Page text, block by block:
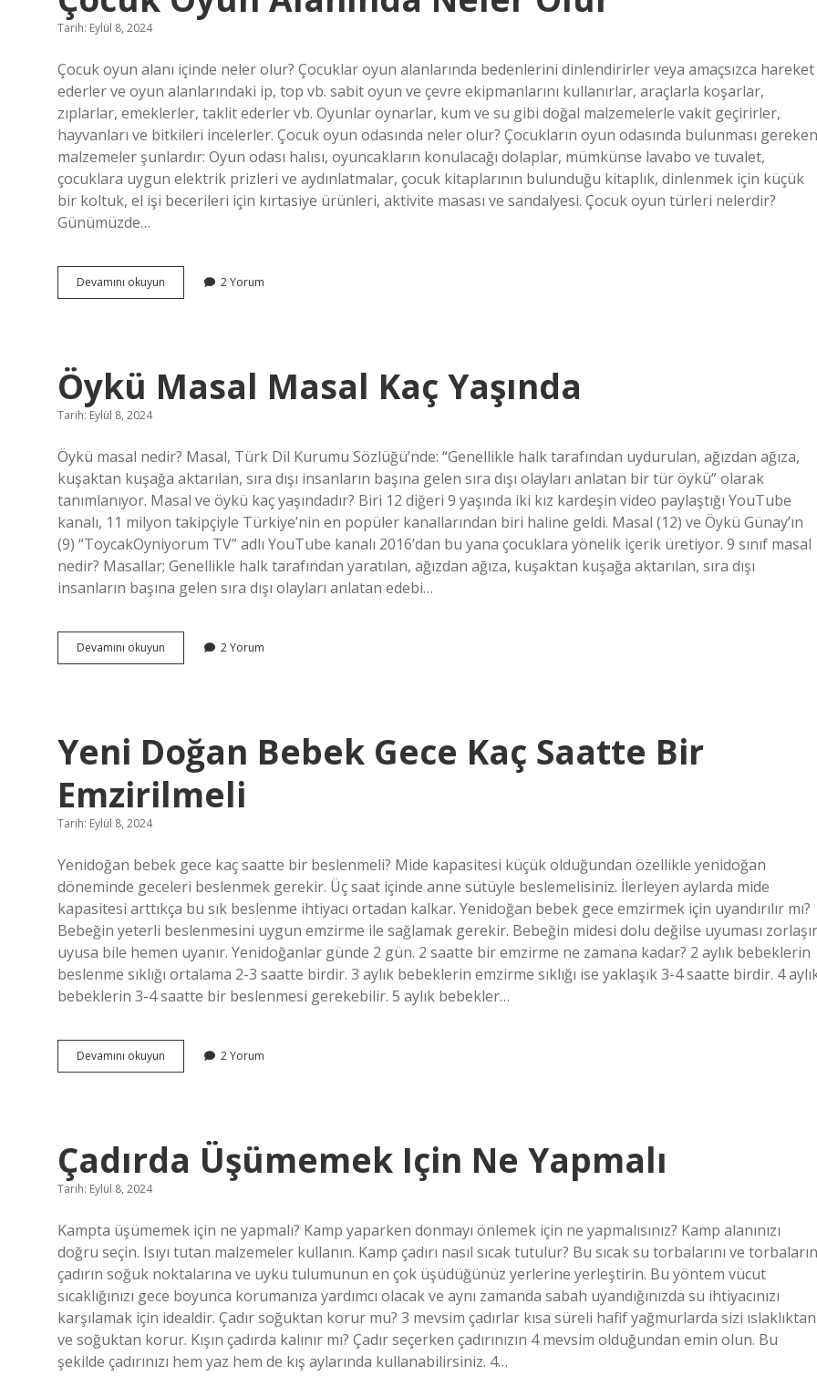
Tarih: Eylül 8, 2024
Çocuk oyun alanı içinde neler olur? Çocuklar oyun alanlarında bedenlerini dinlendirirler veya amaçsızca hareket
ederler ve oyun alanlarındaki ip, top vb. sabit oyun ve çevre ekipmanlarını kullanırlar, araçlarla koşarlar,
zıplarlar, emeklerler, taklit ederler vb. Oyunlar oynarlar, kum ve su gibi doğal malzemelerle vakit geçirirler,
hayvanları ve bitkileri incelerler. Çocuk oyun odasında neler olur? Çocukların oyun odasında bulunması gereken
malzemeler şunlardır: Oyun odası halısı, oyuncakların konulacağı dolaplar, mümkünse lavabo ve tuvalet,
çocuklara uygun elektrik prizleri ve aydınlatmalar, çocuk kitaplarının bulunduğu kitaplık, dinlenmek için küçük
bir koltuk, el işi becerileri için kırtasiye ürünleri, aktivite masası ve sandalyesi. Çocuk oyun türleri nelerdir?
Günümüzde…
Devamını okuyun
Oyun
2 Yorum
Öykü Masal Masal Kaç Yaşında
Tarih: Eylül 8, 2024
Öykü masal nedir? Masal, Türk Dil Kurumu Sözlüğü’nde: “Genellikle halk tarafından uydurulan, ağızdan ağıza,
kuşaktan kuşağa aktarılan, sıra dışı insanların başına gelen sıra dışı olayları anlatan bir tür öykü” olarak
tanımlanıyor. Masal ve öykü kaç yaşındadır? Biri 12 diğeri 9 yaşında iki kız kardeşin video paylaştığı YouTube
kanalı, 11 milyon takipçiyle Türkiye’nin en popüler kanallarından biri haline geldi. Masal (12) ve Öykü Günay’ın
(9) “ToycakOyniyorum TV” adlı YouTube kanalı 2016’dan bu yana çocuklara yönelik içerik üretiyor. 9 sınıf masal
nedir? Masallar; Genellikle halk tarafından yaratılan, ağızdan ağıza, kuşaktan kuşağa aktarılan, sıra dışı
insanların başına gelen sıra dışı olayları anlatan edebi…
Devamını okuyun
Masal
2 Yorum
Yeni Doğan Bebek Gece Kaç Saatte Bir
Emzirilmeli
Tarih: Eylül 8, 2024
Yenidoğan bebek gece kaç saatte bir beslenmeli? Mide kapasitesi küçük olduğundan özellikle yenidoğan
döneminde geceleri beslenmek gerekir. Üç saat içinde anne sütüyle beslemelisiniz. İlerleyen aylarda mide
kapasitesi arttıkça bu sık beslenme ihtiyacı ortadan kalkar. Yenidoğan bebek gece emzirmek için uyandırılır mı?
Bebeğin yeterli beslenmesini uygun emzirme ile sağlamak gerekir. Bebeğin midesi dolu değilse uyuması
uyusa bile hemen uyanır. Yenidoğanlar günde 2 gün. 2 saatte bir emzirme ne zamana kadar? 2 aylık bebeklerin
beslenme sıklığı ortalama 2-3 saatte birdir. 3 aylık bebeklerin emzirme sıklığı ise yaklaşık 3-4 saatte birdir. 4
bebeklerin 3-4 saatte bir beslenmesi gerekebilir. 5 aylık bebekler…
Devamını okuyun
Doğan
Bir
Emzirilmeli
2 Yorum
Çadırda Üşümemek Için Ne Yapmalı
Tarih: Eylül 8, 2024
Kampta üşümemek için ne yapmalı? Kamp yaparken donmayı önlemek için ne yapmalısınız? Kamp alanınızı
doğru seçin. Isıyı tutan malzemeler kullanın. Kamp çadırı nasıl sıcak tutulur? Bu sıcak su torbalarını ve
çadırın soğuk noktalarına ve uyku tulumunun en çok üşüdüğünüz yerlerine yerleştirin. Bu yöntem vücut
sıcaklığınızı gece boyunca korumanıza yardımcı olacak ve aynı zamanda sabah uyandığınızda su ihtiyacınızı
karşılamak için idealdir. Çadır soğuktan korur mu? 3 mevsim çadırlar kısa süreli hafif yağmurlarda sizi ıslaklıktan
ve soğuktan korur. Kışın çadırda kalınır mı? Çadır seçerken çadırınızın 4 mevsim olduğundan emin olun. Bu
şekilde çadırınızı hem yaz hem de kış aylarında kullanabilirsiniz. 4…